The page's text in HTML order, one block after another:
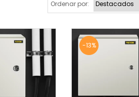
Ordenar por:
-13%